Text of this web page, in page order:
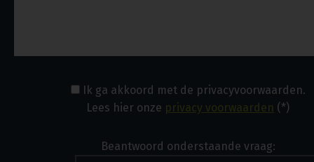
Ik ga akkoord met de privacyvoorwaarden.
Lees hier onze privacy voorwaarden (*)
Beantwoord onderstaande vraag: